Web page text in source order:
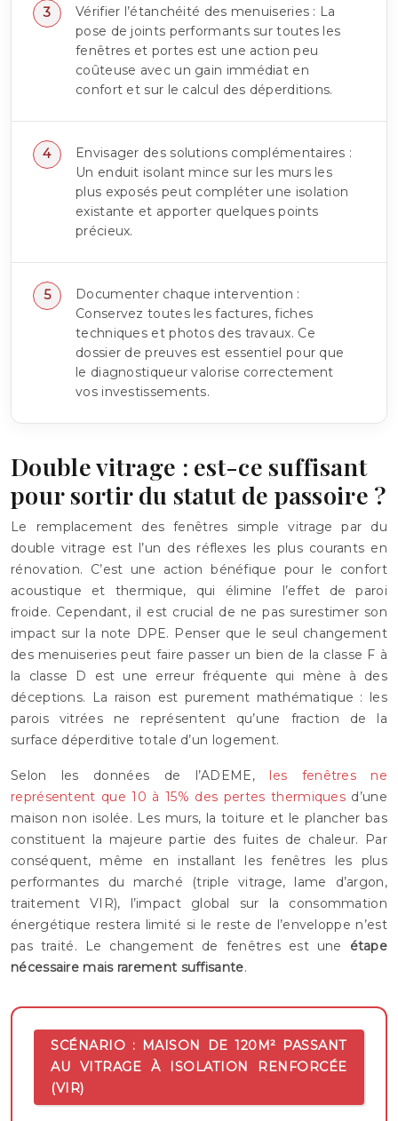
Vérifier l’étanchéité des menuiseries : La
pose de joints performants sur toutes les
fenêtres et portes est une action peu
coûteuse avec un gain immédiat en
confort et sur le calcul des déperditions.
Envisager des solutions complémentaires :
Un enduit isolant mince sur les murs les
plus exposés peut compléter une isolation
existante et apporter quelques points
précieux.
Documenter chaque intervention :
Conservez toutes les factures, fiches
techniques et photos des travaux. Ce
dossier de preuves est essentiel pour que
le diagnostiqueur valorise correctement
vos investissements.
Double vitrage : est-ce suffisant
pour sortir du statut de passoire ?
Le remplacement des fenêtres simple vitrage par du
double vitrage est l’un des réflexes les plus courants en
rénovation. C’est une action bénéfique pour le confort
acoustique et thermique, qui élimine l’effet de paroi
froide. Cependant, il est crucial de ne pas surestimer son
impact sur la note DPE. Penser que le seul changement
des menuiseries peut faire passer un bien de la classe F à
la classe D est une erreur fréquente qui mène à des
déceptions. La raison est purement mathématique : les
parois vitrées ne représentent qu’une fraction de la
surface déperditive totale d’un logement.
Selon les données de l’ADEME, les fenêtres ne
représentent que 10 à 15% des pertes thermiques d’une
maison non isolée. Les murs, la toiture et le plancher bas
constituent la majeure partie des fuites de chaleur. Par
conséquent, même en installant les fenêtres les plus
performantes du marché (triple vitrage, lame d’argon,
traitement VIR), l’impact global sur la consommation
énergétique restera limité si le reste de l’enveloppe n’est
pas traité. Le changement de fenêtres est une étape
nécessaire mais rarement suffisante.
SCÉNARIO : MAISON DE 120M² PASSANT
AU VITRAGE À ISOLATION RENFORCÉE
(VIR)